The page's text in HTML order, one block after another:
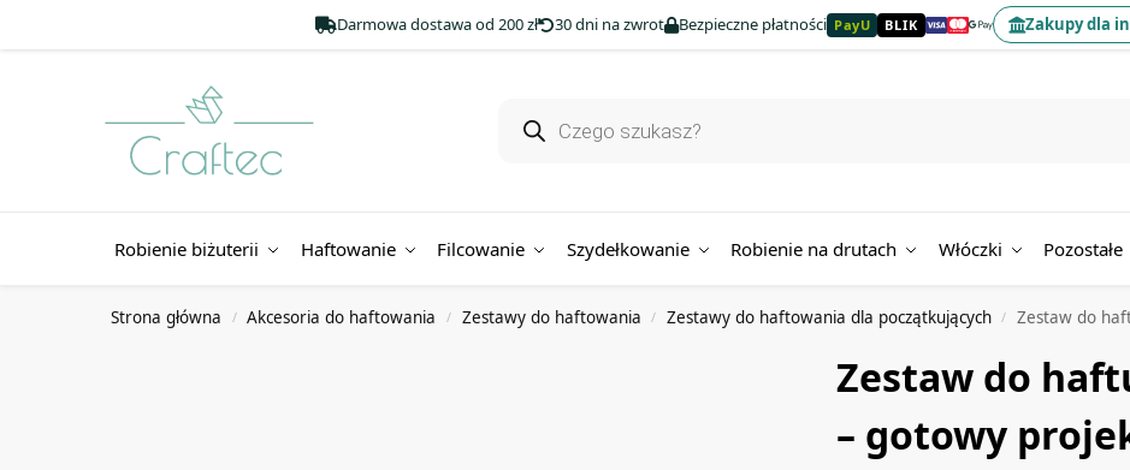
Darmowa dostawa od 200 zł 30 dni na zwrot Bezpieczne płatności PayU BLIK Zakupy dla
Robienie biżuterii Haftowanie Filcowanie Szydełkowanie Robienie na drutach Włóczki Pozostałe
Strona główna / Akcesoria do haftowania / Zestawy do haftowania / Zestawy do haftowania dla początkujących / Zestaw do
Zestaw do
– gotowy